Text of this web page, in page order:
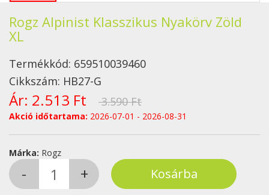
Rogz Alpinist Klasszikus Nyakörv Zöld
XL
Termékkód: 659510039460
Cikkszám: HB27-G
Ár: 2.513 Ft 3.590 Ft
Akció időtartama: 2026-07-01 - 2026-08-31
Márka: Rogz